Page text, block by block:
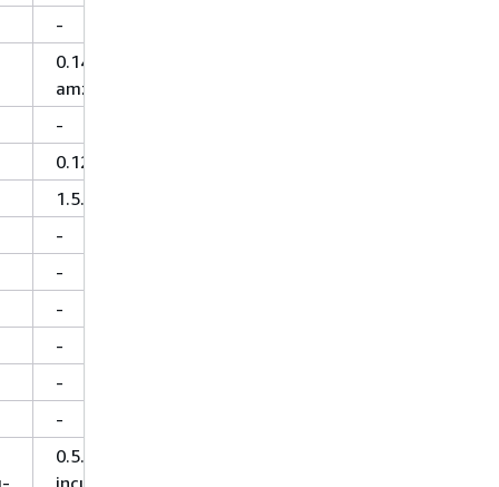
-
0.14.0-
amzn-0
-
0.125
1.5.2
-
-
-
-
-
-
0.5.5-
incubating-